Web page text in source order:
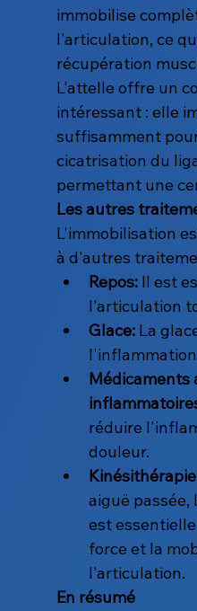
immobilise
l'articulation, ce
récupération
L'attelle offre un
intéressant : elle
suffisamment
cicatrisation du
permettant une
Les autres
L'immobilisation
à d'autres
Repos: Il est
l'articulation
Glace: La
Médicaments
réduire
douleur.
aiguë
est
force et la
l'articulation.
En résumé